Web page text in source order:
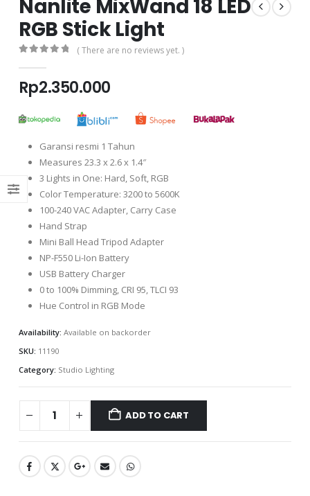
Nanlite MixWand 18 LED
RGB Stick Light
( There are no reviews yet. )
Rp2.350.000
Garansi resmi 1 Tahun
Measures 23.3 x 2.6 x 1.4″
3 Lights in One: Hard, Soft, RGB
Color Temperature: 3200 to 5600K
100-240 VAC Adapter, Carry Case
Hand Strap
Mini Ball Head Tripod Adapter
NP-F550 Li-Ion Battery
USB Battery Charger
0 to 100% Dimming, CRI 95, TLCI 93
Hue Control in RGB Mode
Availability: Available on backorder
SKU: 11190
Category: Studio Lighting
ADD TO CART